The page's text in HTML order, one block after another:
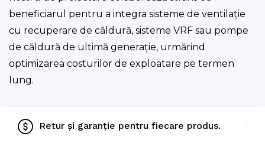
beneficiarul pentru a integra sisteme de ventilație
cu recuperare de căldură, sisteme VRF sau pompe
de căldură de ultimă generație, urmărind
optimizarea costurilor de exploatare pe termen
lung.
Retur și garanție pentru fiecare produs.